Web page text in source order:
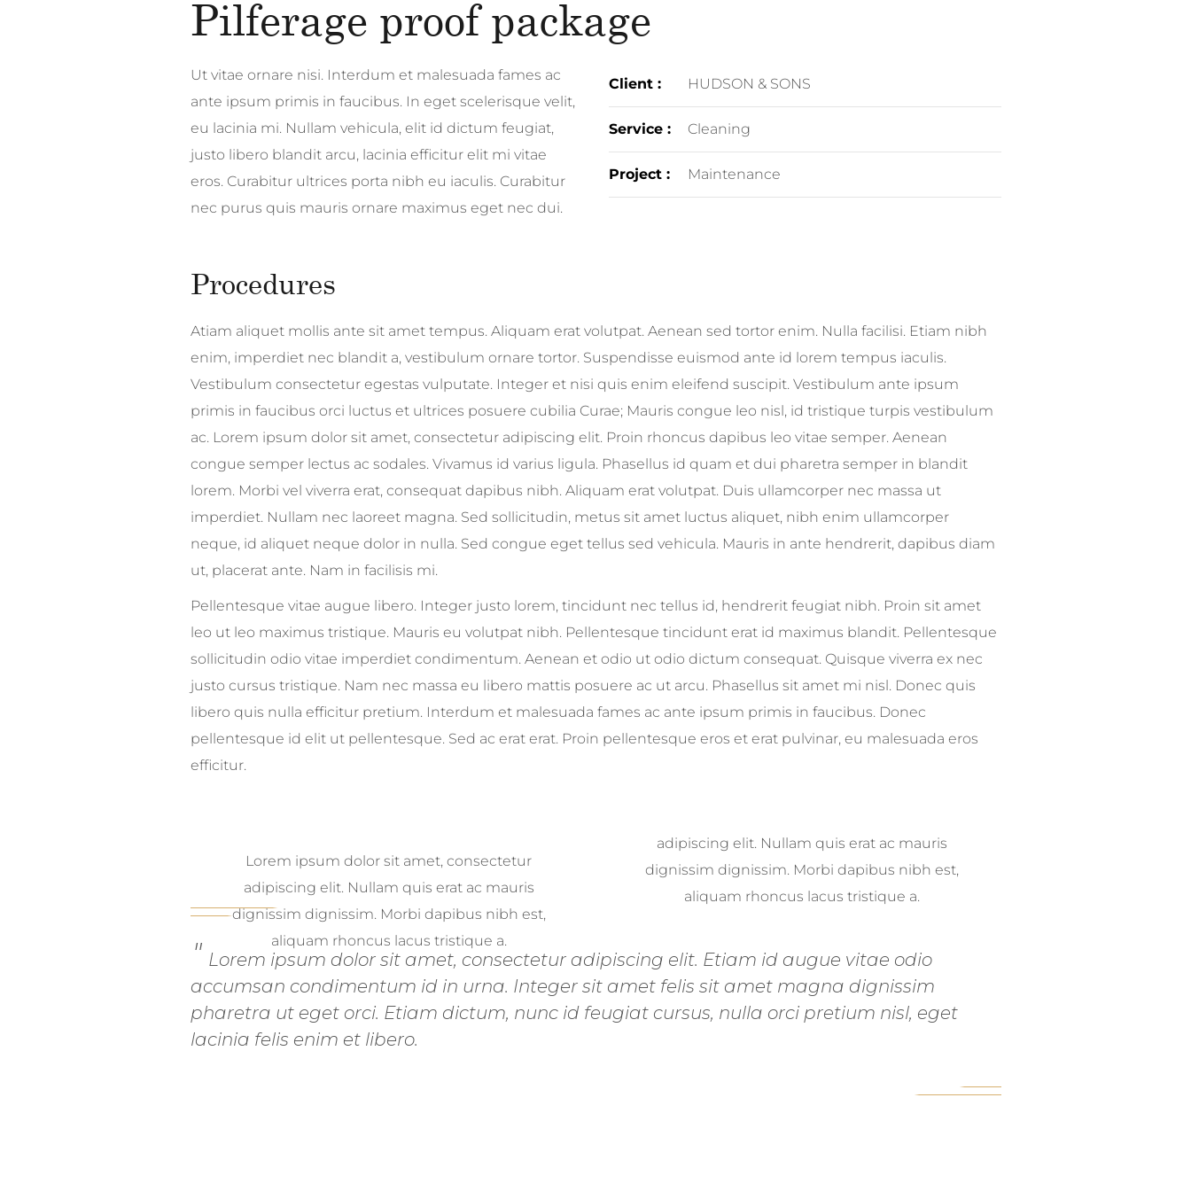
Pilferage proof package
Ut vitae ornare nisi. Interdum et malesuada fames ac
ante ipsum primis in faucibus. In eget scelerisque velit,
eu lacinia mi. Nullam vehicula, elit id dictum feugiat,
justo libero blandit arcu, lacinia efficitur elit mi vitae
eros. Curabitur ultrices porta nibh eu iaculis. Curabitur
nec purus quis mauris ornare maximus eget nec dui.
Client : HUDSON & SONS
Service : Cleaning
Project : Maintenance
Procedures
Atiam aliquet mollis ante sit amet tempus. Aliquam erat volutpat. Aenean sed tortor enim. Nulla facilisi. Etiam nibh
enim, imperdiet nec blandit a, vestibulum ornare tortor. Suspendisse euismod ante id lorem tempus iaculis.
Vestibulum consectetur egestas vulputate. Integer et nisi quis enim eleifend suscipit. Vestibulum ante ipsum
primis in faucibus orci luctus et ultrices posuere cubilia Curae; Mauris congue leo nisl, id tristique turpis vestibulum
ac. Lorem ipsum dolor sit amet, consectetur adipiscing elit. Proin rhoncus dapibus leo vitae semper. Aenean
congue semper lectus ac sodales. Vivamus id varius ligula. Phasellus id quam et dui pharetra semper in blandit
lorem. Morbi vel viverra erat, consequat dapibus nibh. Aliquam erat volutpat. Duis ullamcorper nec massa ut
imperdiet. Nullam nec laoreet magna. Sed sollicitudin, metus sit amet luctus aliquet, nibh enim ullamcorper
neque, id aliquet neque dolor in nulla. Sed congue eget tellus sed vehicula. Mauris in ante hendrerit, dapibus diam
ut, placerat ante. Nam in facilisis mi.
Pellentesque vitae augue libero. Integer justo lorem, tincidunt nec tellus id, hendrerit feugiat nibh. Proin sit amet
leo ut leo maximus tristique. Mauris eu volutpat nibh. Pellentesque tincidunt erat id maximus blandit. Pellentesque
sollicitudin odio vitae imperdiet condimentum. Aenean et odio ut odio dictum consequat. Quisque viverra ex nec
justo cursus tristique. Nam nec massa eu libero mattis posuere ac ut arcu. Phasellus sit amet mi nisl. Donec quis
libero quis nulla efficitur pretium. Interdum et malesuada fames ac ante ipsum primis in faucibus. Donec
pellentesque id elit ut pellentesque. Sed ac erat erat. Proin pellentesque eros et erat pulvinar, eu malesuada eros
efficitur.
adipiscing elit. Nullam quis erat ac mauris
dignissim dignissim. Morbi dapibus nibh est,
aliquam rhoncus lacus tristique a.
Lorem ipsum dolor sit amet, consectetur
adipiscing elit. Nullam quis erat ac mauris
dignissim dignissim. Morbi dapibus nibh est,
aliquam rhoncus lacus tristique a.
Lorem ipsum dolor sit amet, consectetur adipiscing elit. Etiam id augue vitae odio
accumsan condimentum id in urna. Integer sit amet felis sit amet magna dignissim
pharetra ut eget orci. Etiam dictum, nunc id feugiat cursus, nulla orci pretium nisl, eget
lacinia felis enim et libero.